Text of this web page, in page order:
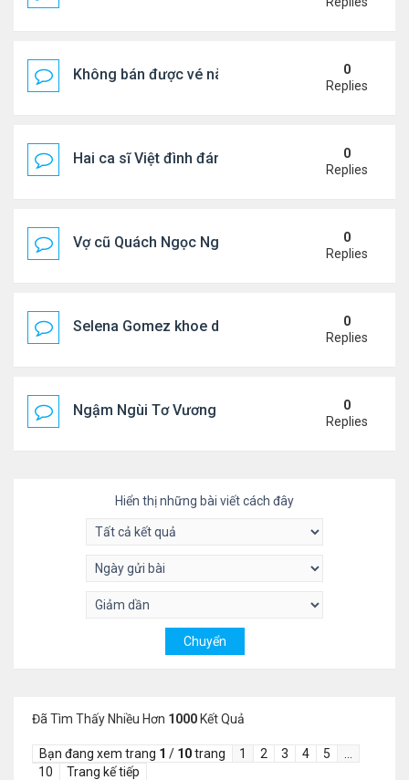
Không bán được vé nào, 1 phim Việt rời rạp
0
Replies
Hai ca sĩ Việt đình đám không phải vợ chồng vẫn
0
Replies
Vợ cũ Quách Ngọc Ngoan: "Tôi sắp 50, liệu có
0
Replies
Selena Gomez khoe dáng mừng sinh nhật
0
Replies
Ngậm Ngùi Tơ Vương - Video YouTube ngâm bài
0
Replies
Hiển thị những bài viết cách đây
Đã Tìm Thấy Nhiều Hơn 1000 Kết Quả
Bạn đang xem trang 1 / 10trang 1 2 3 4 5
10
Trang kế tiếp